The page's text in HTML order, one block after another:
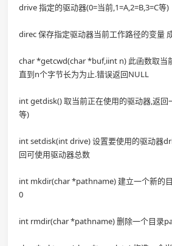
drive 指定的驱动器(0=当前,1=A,2=B,3=C等)
direc 保存指定驱动器当前工作路径的变量
char *getcwd(char *buf,iint n) 此函数取当
直到n个字节长为为止.错误返回NULL
int getdisk() 取当前正在使用的驱动器,返回
等)
int setdisk(int drive) 设置要使用的驱动器
回可使用驱动器总数
int mkdir(char *pathname) 建立一个新的
0
int rmdir(char *pathname) 删除一个目录